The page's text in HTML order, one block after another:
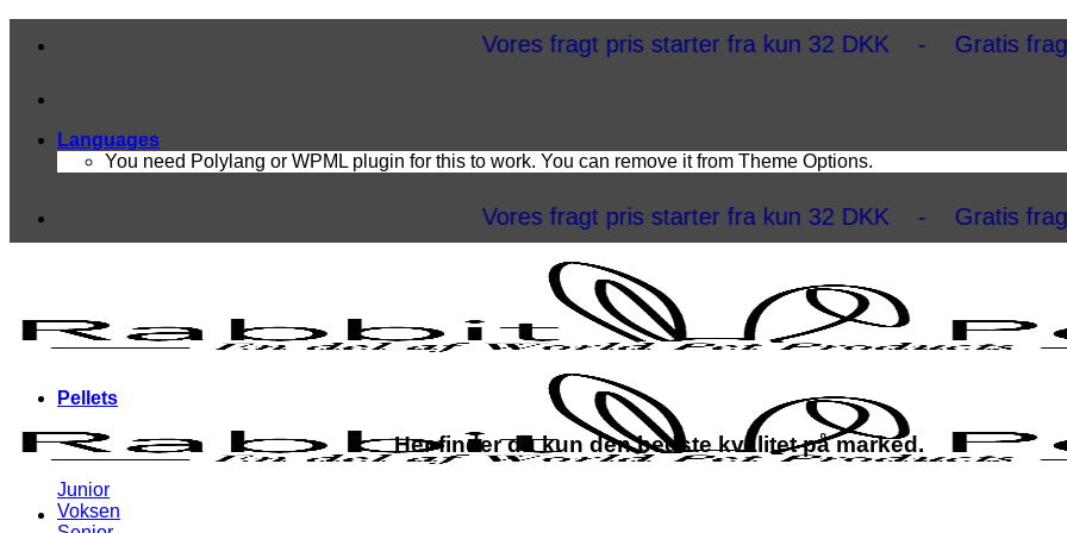
Vores fragt pris starter fra kun 32 DKK - Gratis fragt ved
Languages
You need Polylang or WPML plugin for this to work. You can remove it from Theme Options.
Vores fragt pris starter fra kun 32 DKK - Gratis fragt ved
Pellets
Her finder du kun den bedste kvalitet på marked.
Junior
Voksen